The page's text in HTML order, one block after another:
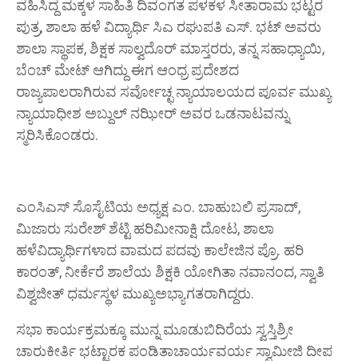
ವಹಿಸಿದ್ದ ಮಕ್ಕಳ ಸಾಹಿತಿ ದಿವಂಗತ ಪಳಕಳ ಸೀತಾರಾಮ ಭಟ್ಟರ
ಪುತ್ರ, ಶಾಲಾ ಹಳೆ ವಿದ್ಯಾರ್ಥಿ ಸಿಎ ರಘುಪತಿ ಎಸ್. ಭಟ್ ಅವರು
ಶಾಲಾ ಸ್ಥಾಪಕ, ಶಿಕ್ಷಕ ಸಾಲ್ವದೊರ್ ಮಾಸ್ತರರು, ತನ್ನ ಸಹಾಧ್ಯಾಯಿ,
ಬೆಂಚ್ ಮೇಟ್ ಆಗಿದ್ದು ಈಗ ಆಂಧ್ರ ಪ್ರದೇಶದ
ರಾಜ್ಯಪಾಲರಾಗಿರುವ ಸರ್ವೋಚ್ಛ ನ್ಯಾಯಾಲಯದ ಪೂರ್ವ ಮುಖ್ಯ
ನ್ಯಾಯಾಧೀಶ ಅಬ್ದುಲ್ ನಝೀರ್ ಅವರ ಒಡನಾಟವನ್ನು
ಸ್ಮರಿಸಿಕೊಂಡರು.
ಎಂಸಿಎಸ್ ಸೊಸೈಟಿಯ ಅಧ್ಯಕ್ಷ ಎಂ. ಬಾಹುಬಲಿ ಪ್ರಸಾದ್,
ಮಿಜಾರು ಸುರೇಶ್ ಶೆಟ್ಟಿ ಹರಿಮೀನಾಕ್ಷಿ ದೋಟ, ಶಾಲಾ
ಹಳೆವಿದ್ಯಾರ್ಥಿಗಳಾದ ವಾಮದ ಪದವು ಕಾಲೇಜಿನ ಪ್ರೊ. ಹರಿ
ಕಾರಂತ್, ನೀರ್ಕೆರೆ ಶಾಲೆಯ ಶಿಕ್ಷಕಿ ಯೋಗಿತಾ ನವಾನಂದ, ಸ್ವಾತಿ
ವಿಶ್ವಜೀತ್ ಧರ್ಮಸ್ಥಳ ಮುಖ್ಯಅಭ್ಯಾಗತರಾಗಿದ್ದರು.
ಸಭಾ ಕಾರ್ಯಕ್ರಮಕ್ಕೂ ಮುನ್ನ ಮೂಡುಬಿದಿರೆಯ ಸ್ವಸ್ತಿಶ್ರೀ
ಚಾರುಕೀರ್ತಿ ಭಟ್ಟಾರಕ ಪಂಡಿತಾಚಾರ್ಯವರ್ಯ ಸ್ವಾಮೀಜಿ ದೀಪ